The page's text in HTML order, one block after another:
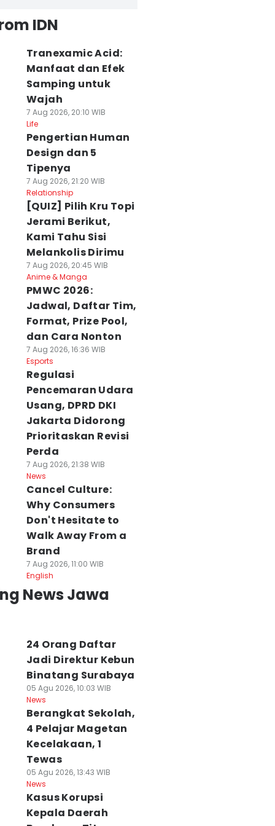
IDN
Tranexamic Acid:
Manfaat dan Efek
Samping untuk
Wajah
7 Aug 2026, 20:10 WIB
Life
Pengertian Human
Design dan 5
Tipenya
7 Aug 2026, 21:20 WIB
Relationship
[QUIZ] Pilih Kru Topi
Jerami Berikut,
Kami Tahu Sisi
Melankolis Dirimu
7 Aug 2026, 20:45 WIB
Anime & Manga
PMWC 2026:
Jadwal, Daftar Tim,
Format, Prize Pool,
dan Cara Nonton
7 Aug 2026, 16:36 WIB
Esports
Regulasi
Pencemaran Udara
Usang, DPRD DKI
Jakarta Didorong
Prioritaskan Revisi
Perda
7 Aug 2026, 21:38 WIB
News
Cancel Culture:
Why Consumers
Don't Hesitate to
Walk Away From a
Brand
7 Aug 2026, 11:00 WIB
English
News Jawa
24 Orang Daftar
Jadi Direktur Kebun
Binatang Surabaya
05 Agu 2026, 10:03 WIB
News
Berangkat Sekolah,
4 Pelajar Magetan
Kecelakaan, 1
Tewas
05 Agu 2026, 13:43 WIB
News
Kasus Korupsi
Kepala Daerah